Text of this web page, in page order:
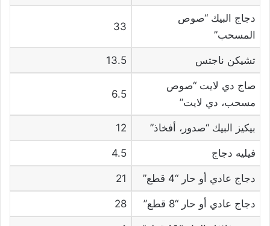
دجاج البيك “صوص
المسحب”
33
تشيكن ناجتس 13.5
صاج دي لايت “صوص
مسحب، دي لايت”
6.5
بيكيز البيك “صدور، أفخاذ” 12
فيليه دجاج 4.5
دجاج عادي أو حار “4 قطع” 21
دجاج عادي أو حار “8 قطع” 28